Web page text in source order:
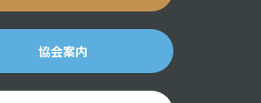
協会案内